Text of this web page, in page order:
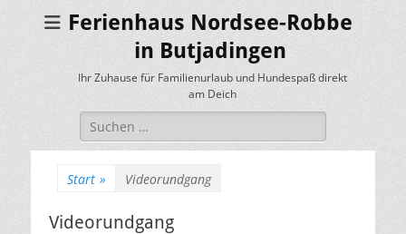
Ferienhaus Nordsee-Robbe
in Butjadingen
Ihr Zuhause für Familienurlaub und Hundespaß direkt
am Deich
Suchen
nach:
Start » Videorundgang
Videorundgang